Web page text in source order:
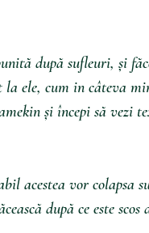
după sufleuri, și
la ele, cum in câteva
și începi să vezi
acestea vor colapsa
după ce este scos